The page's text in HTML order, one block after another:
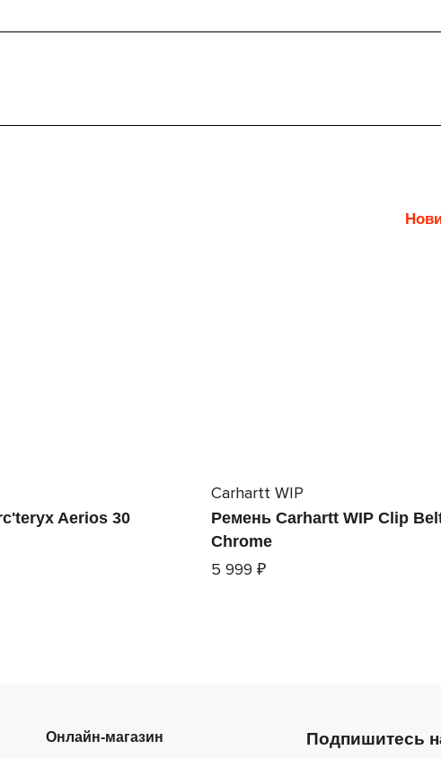
Aerios 30
Carhartt WIP
Ремень Carhartt WIP Clip
Chrome
5 999 ₽
Онлайн-магазин Подпишитесь